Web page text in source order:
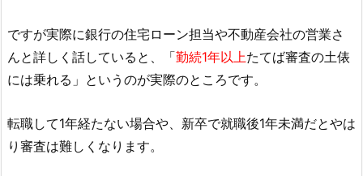
ですが実際に銀行の住宅ローン担当や不動産会社の営業さ
んと詳しく話していると、「勤続1年以上たてば審査の土俵
には乗れる」というのが実際のところです。
転職して1年経たない場合や、新卒で就職後1年未満だとやは
り審査は難しくなります。